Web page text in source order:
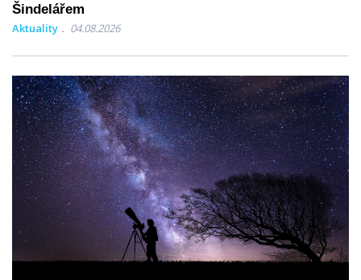
Šindelářem
Aktuality 04.08.2026